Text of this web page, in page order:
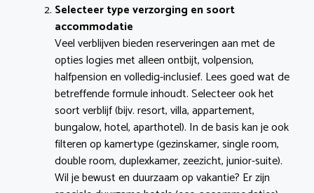
Selecteer type verzorging en soort
accommodatie
Veel verblijven bieden reserveringen aan met de
opties logies met alleen ontbijt, volpension,
halfpension en volledig-inclusief. Lees goed wat de
betreffende formule inhoudt. Selecteer ook het
soort verblijf (bijv. resort, villa, appartement,
bungalow, hotel, aparthotel). In de basis kan je ook
filteren op kamertype (gezinskamer, single room,
double room, duplexkamer, zeezicht, junior-suite).
Wil je bewust en duurzaam op vakantie? Er zijn